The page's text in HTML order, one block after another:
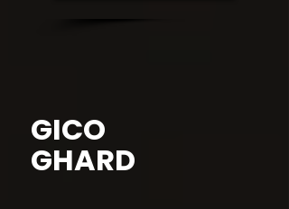
GICO
GHARD